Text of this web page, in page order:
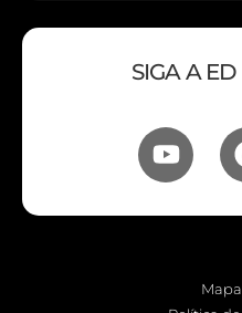
SIGA A